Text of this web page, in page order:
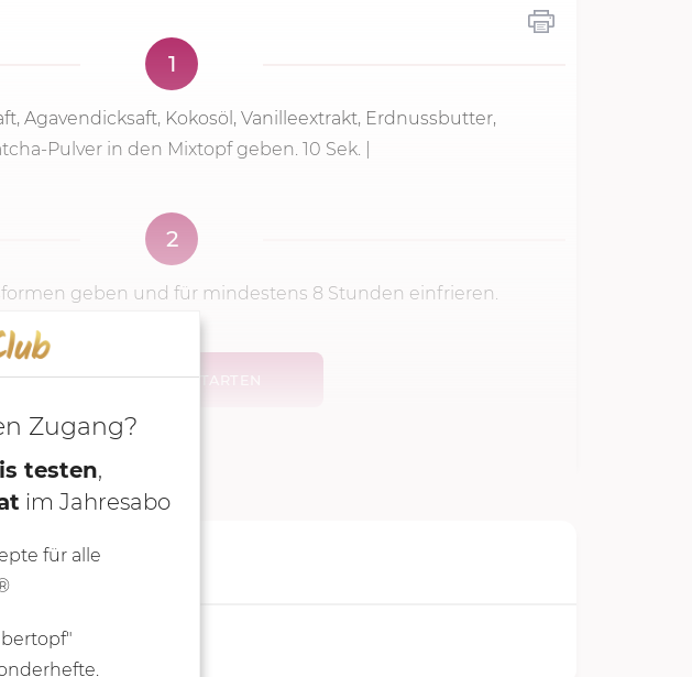
1
Agavendicksaft, Kokosöl, Vanilleextrakt, Erdnussbutter,
Pulver in den Mixtopf geben. 10 Sek.
2
geben und für mindestens 8 Stunden einfrieren.
KOCHMODUS STARTEN
Zugang?
testen,
im Jahresabo
für alle